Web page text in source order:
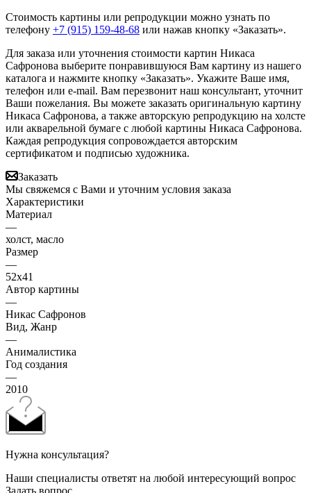
Стоимость картины или репродукции можно узнать по
телефону +7 (915) 159-48-68 или нажав кнопку «Заказать».
Для заказа или уточнения стоимости картин Никаса
Сафронова выберите понравившуюся Вам картину из нашего
каталога и нажмите кнопку «Заказать». Укажите Ваше имя,
телефон или e-mail. Вам перезвонит наш консультант, уточнит
Ваши пожелания. Вы можете заказать оригинальную картину
Никаса Сафронова, а также авторскую репродукцию на холсте
или акварельной бумаге с любой картины Никаса Сафронова.
Каждая репродукция сопровождается авторским
сертификатом и подписью художника.
Заказать
Мы свяжемся с Вами и уточним условия заказа
Характеристики
Материал
—
холст, масло
Размер
—
52х41
Автор картины
—
Никас Сафронов
Вид, Жанр
—
Анималистика
Год создания
—
2010
Нужна консультация?
Наши специалисты ответят на любой интересующий вопрос
Задать вопрос